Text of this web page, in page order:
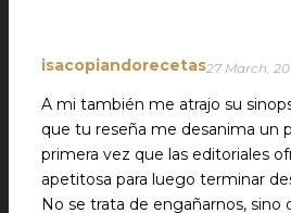
isacopiandorecetas27 March,
A mi también me atrajo su
que tu reseña me desanima un
primera vez que las editoriales
apetitosa para luego terminar
No se trata de engañarnos, sino